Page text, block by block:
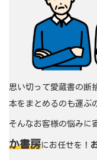
思い切って愛蔵書の断
本をまとめるのも運ぶ
そんなお客様の悩みに
か書房にお任せを！